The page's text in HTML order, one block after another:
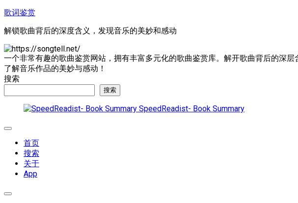
跳
内
容
歌词鉴赏
解锁歌曲背后的深度含义，发现音乐的美妙和感动
一个非常有趣的歌曲鉴赏网站，拥有丰富多元化的歌曲鉴赏库。解开歌曲背后的深
了解音乐作品的美妙与感动！
搜索
搜索
SpeedReadist- Book Summary
展
首页
搜索
关于
App
展